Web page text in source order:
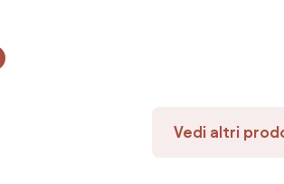
Vedi altri